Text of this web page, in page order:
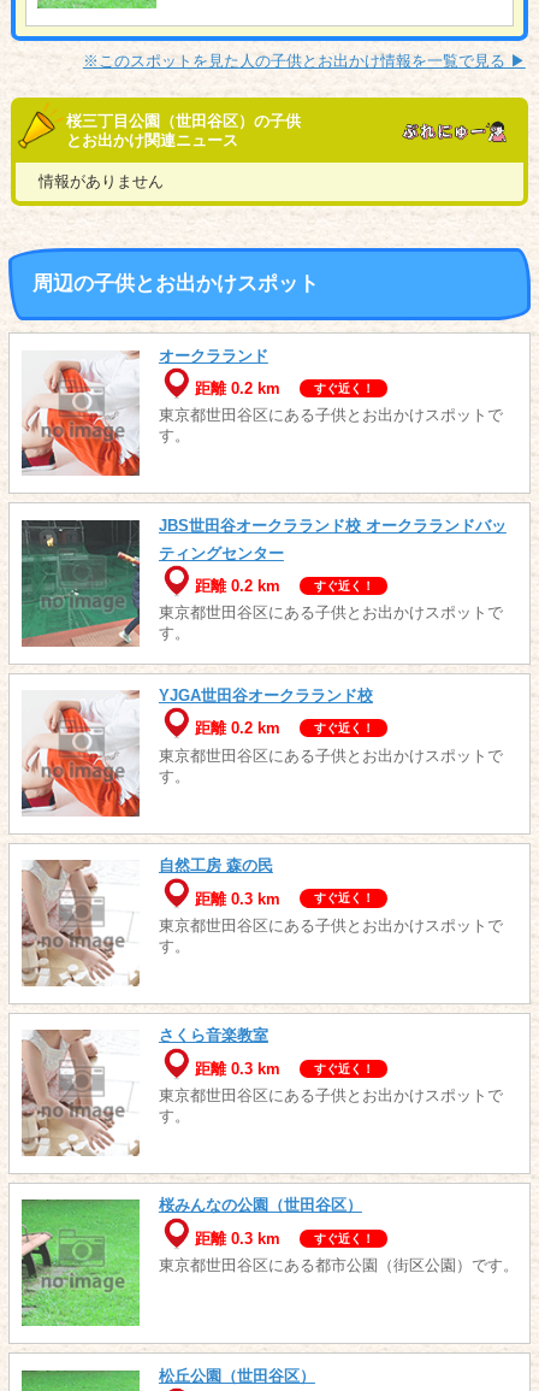
※このスポットを見た人の子供とお出かけ情報を一覧で見る ▶︎
桜三丁目公園（世田谷区）の子供
とお出かけ関連ニュース
情報がありません
周辺の子供とお出かけスポット
オークラランド
距離 0.2 km
すぐ近く！
東京都世田谷区にある子供とお出かけスポットで
す。
JBS世田谷オークラランド校 オークラランドバッ
ティングセンター
距離 0.2 km
すぐ近く！
東京都世田谷区にある子供とお出かけスポットで
す。
YJGA世田谷オークラランド校
距離 0.2 km
すぐ近く！
東京都世田谷区にある子供とお出かけスポットで
す。
自然工房 森の民
距離 0.3 km
すぐ近く！
東京都世田谷区にある子供とお出かけスポットで
す。
さくら音楽教室
距離 0.3 km
すぐ近く！
東京都世田谷区にある子供とお出かけスポットで
す。
桜みんなの公園（世田谷区）
距離 0.3 km
すぐ近く！
東京都世田谷区にある都市公園（街区公園）です。
松丘公園（世田谷区）